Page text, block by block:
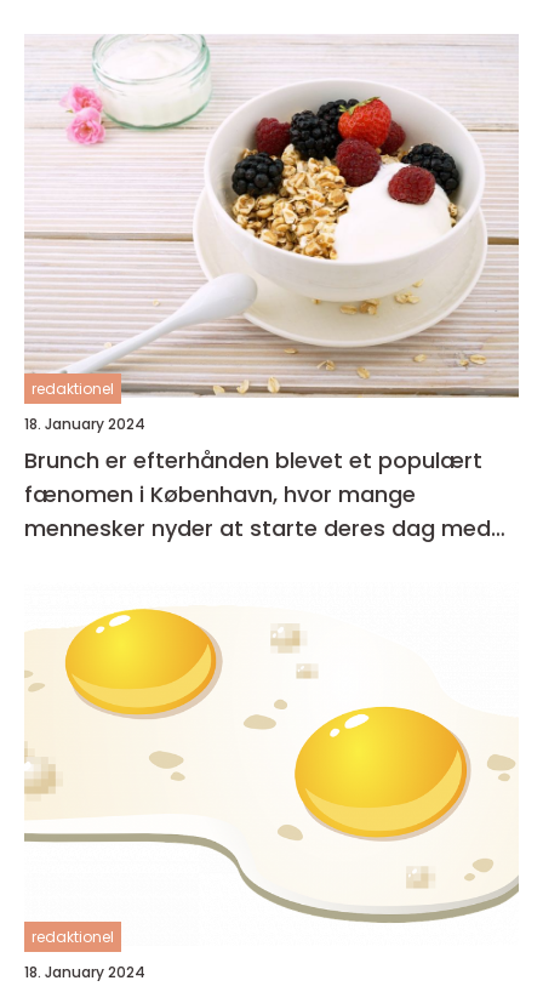
redaktionel
18. January 2024
Brunch er efterhånden blevet et populært
fænomen i København, hvor mange
mennesker nyder at starte deres dag med
redaktionel
18. January 2024